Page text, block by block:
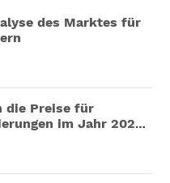
des Marktes für
die Preise für
im Jahr 2022